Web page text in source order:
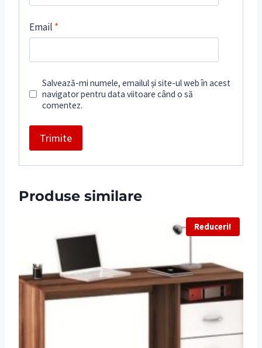
Email *
Salvează-mi numele, emailul și site-ul web în acest
navigator pentru data viitoare când o să
comentez.
Produse similare
Reduceri!